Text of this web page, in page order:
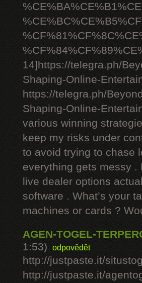
14]https://telegra.ph/
Shaping-Online-
https://telegra.ph/
Shaping-Online-
various winning
keep my risks under
to avoid trying to chase
everything gets messy .
live dealer options
software . What’s your
machines or cards ?
AGEN-TOGEL-
1:53)
odpovědět
http://justpaste.it/
http://justpaste.it/